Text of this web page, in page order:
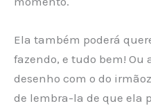
Ela também poderá
fazendo, e tudo bem! Ou
desenho com o do
de lembra-la de que ela